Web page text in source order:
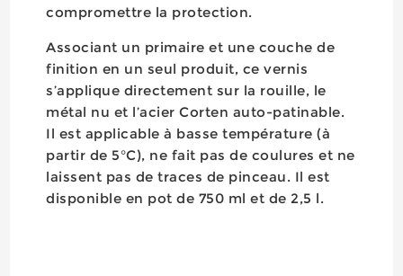
compromettre la protection.
Associant un primaire et une couche de
finition en un seul produit, ce vernis
s’applique directement sur la rouille, le
métal nu et l’acier Corten auto-patinable.
Il est applicable à basse température (à
partir de 5°C), ne fait pas de coulures et ne
laissent pas de traces de pinceau. Il est
disponible en pot de 750 ml et de 2,5 l.